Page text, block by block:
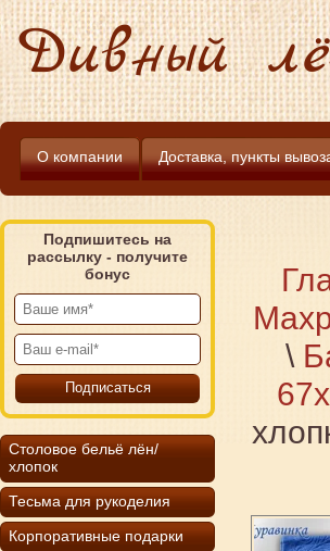
Дивный
О компании Доставка, пункты
Подпишитесь на
рассылку - получите
бонус
Столовое бельё лён/
хлопок
Тесьма для рукоделия
Корпоративные подарки
\